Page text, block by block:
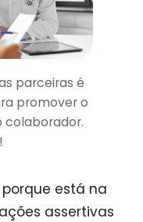
parceiras é
promover o
colaborador.
está na
assertivas